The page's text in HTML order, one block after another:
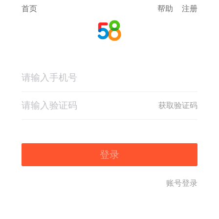
首页 帮助 注册
获取验证码
登录
账号登录